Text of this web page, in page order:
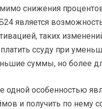
снижения
является
таких
ссуду при
суммы, но более
одной особенностью
и получить по нему